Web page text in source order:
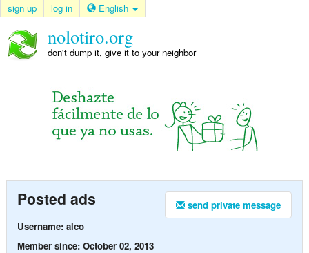
sign up log in English
nolotiro.org
don't dump it, give it to your neighbor
send private message
Posted ads
Username: alco
Member since: October 02, 2013